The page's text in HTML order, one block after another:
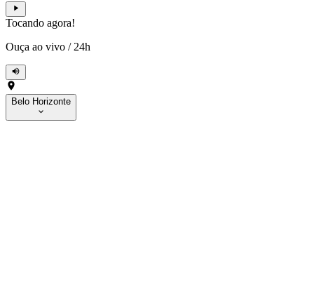
Tocando agora!
Ouça ao vivo / 24h
Belo Horizonte